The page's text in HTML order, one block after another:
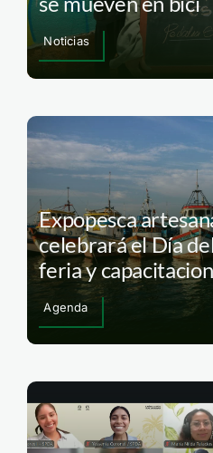
Noticias
Expopesca
celebrará el Día
feria y
Agenda